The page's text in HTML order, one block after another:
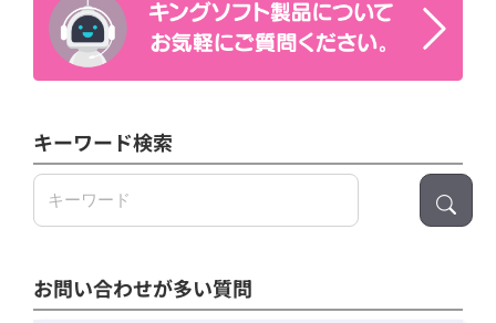
キーワード検索
検
お問い合わせが多い質問